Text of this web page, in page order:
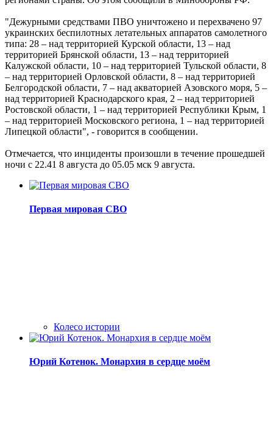
"Дежурными средствами ПВО уничтожено и перехвачено 97
украинских беспилотных летательных аппаратов самолетного
типа: 28 – над территорией Курской области, 13 – над
территорией Брянской области, 13 – над территорией
Калужской области, 10 – над территорией Тульской области, 8
– над территорией Орловской области, 8 – над территорией
Белгородской области, 7 – над акваторией Азовского моря, 5 –
над территорией Краснодарского края, 2 – над территорией
Ростовской области, 1 – над территорией Республики Крым, 1
– над территорией Московского региона, 1 – над территорией
Липецкой области", - говорится в сообщении.
Отмечается, что инциденты произошли в течение прошедшей
ночи с 22.41 8 августа до 05.05 мск 9 августа.
Первая мировая СВО
Колесо истории
Юрий Котенок. Монархия в сердце моём